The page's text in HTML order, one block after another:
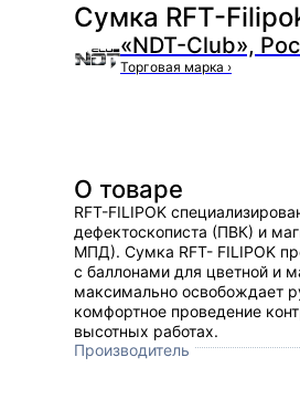
Сумка RFT-
«NDT-Club»,
Торговая марка ›
О товаре
RFT-FILIPOK
дефектоскописта (ПВК) и
МПД). Cумка RFT- FILIPOK
с баллонами для цветной и
максимально освобождает
комфортное проведение
высотных работах.
Производитель